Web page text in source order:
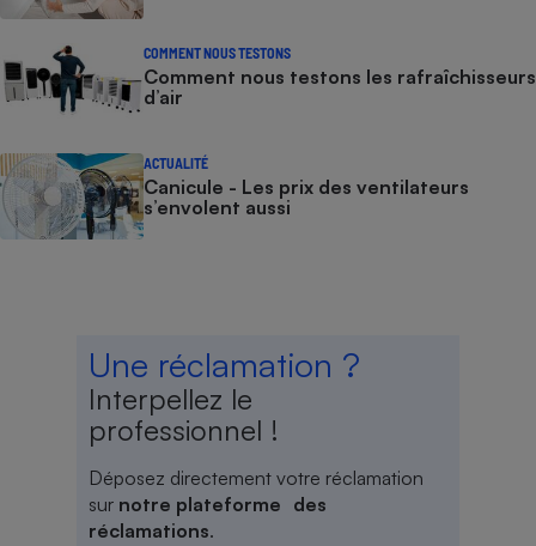
COMMENT NOUS TESTONS
Comment nous testons les rafraîchisseurs
d’air
ACTUALITÉ
Canicule - Les prix des ventilateurs
s’envolent aussi
Une réclamation ?
Interpellez le
professionnel !
Déposez directement votre réclamation
sur notre plateforme des
réclamations.